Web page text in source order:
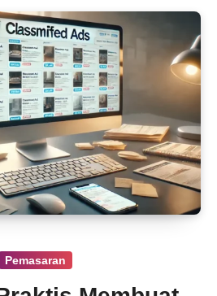
Pemasaran